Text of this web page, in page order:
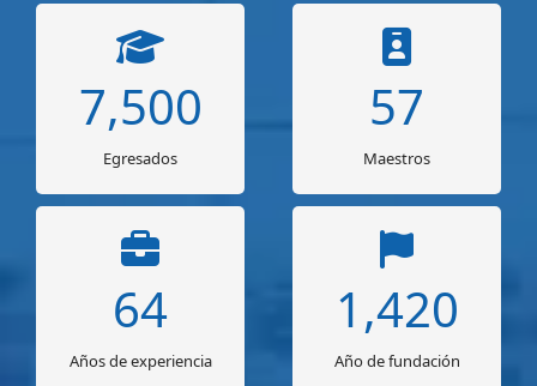
7,500
Egresados
63
Maestros
72
Años de experiencia
1,595
Año de fundación